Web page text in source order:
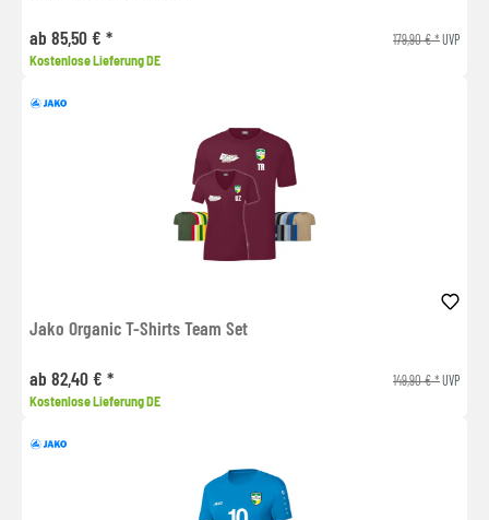
ab 85,50 € * 179,90 € *UVP
Kostenlose Lieferung DE
Jako Organic T-Shirts Team Set
ab 82,40 € * 149,90 € *UVP
Kostenlose Lieferung DE